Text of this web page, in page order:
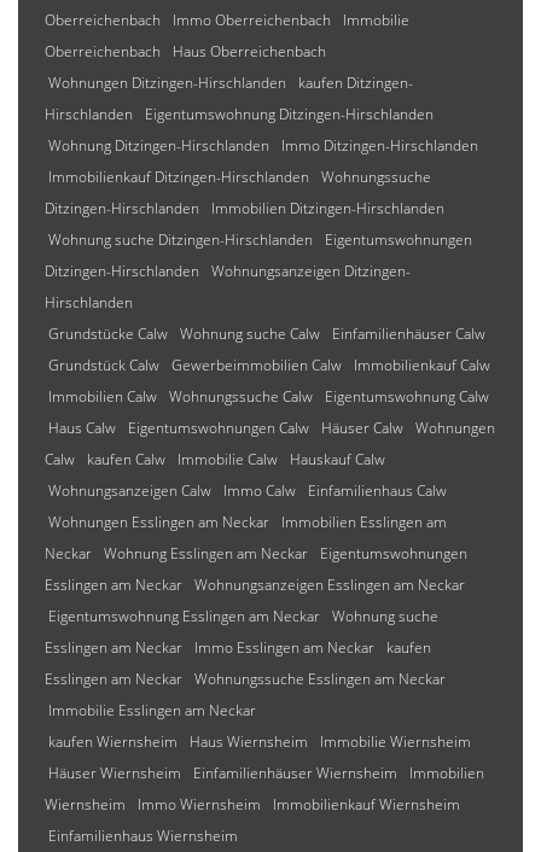
Oberreichenbach
Immo Oberreichenbach
Immobilie
Oberreichenbach
Haus Oberreichenbach
Wohnungen Ditzingen-Hirschlanden
kaufen Ditzingen-
Hirschlanden
Eigentumswohnung Ditzingen-Hirschlanden
Wohnung Ditzingen-Hirschlanden
Immo Ditzingen-Hirschlanden
Immobilienkauf Ditzingen-Hirschlanden
Wohnungssuche
Ditzingen-Hirschlanden
Immobilien Ditzingen-Hirschlanden
Wohnung suche Ditzingen-Hirschlanden
Eigentumswohnungen
Ditzingen-Hirschlanden
Wohnungsanzeigen Ditzingen-
Hirschlanden
Grundstücke Calw Wohnung suche Calw
Einfamilienhäuser Calw
Grundstück Calw Gewerbeimmobilien Calw
Immobilienkauf Calw
Immobilien Calw Wohnungssuche Calw
Eigentumswohnung Calw
Haus Calw
Eigentumswohnungen Calw Häuser Calw Wohnungen
Calw
kaufen Calw Immobilie Calw
Hauskauf Calw
Wohnungsanzeigen Calw
Immo Calw
Einfamilienhaus Calw
Wohnungen Esslingen am Neckar
Immobilien Esslingen am
Neckar Wohnung Esslingen am Neckar
Eigentumswohnungen
Esslingen am Neckar Wohnungsanzeigen Esslingen am Neckar
Eigentumswohnung Esslingen am Neckar Wohnung suche
Esslingen am Neckar
Immo Esslingen am Neckar
kaufen
Esslingen am Neckar Wohnungssuche Esslingen am Neckar
Immobilie Esslingen am Neckar
kaufen Wiernsheim
Haus Wiernsheim
Immobilie Wiernsheim
Häuser Wiernsheim
Einfamilienhäuser Wiernsheim
Immobilien
Wiernsheim
Immo Wiernsheim
Immobilienkauf Wiernsheim
Einfamilienhaus Wiernsheim